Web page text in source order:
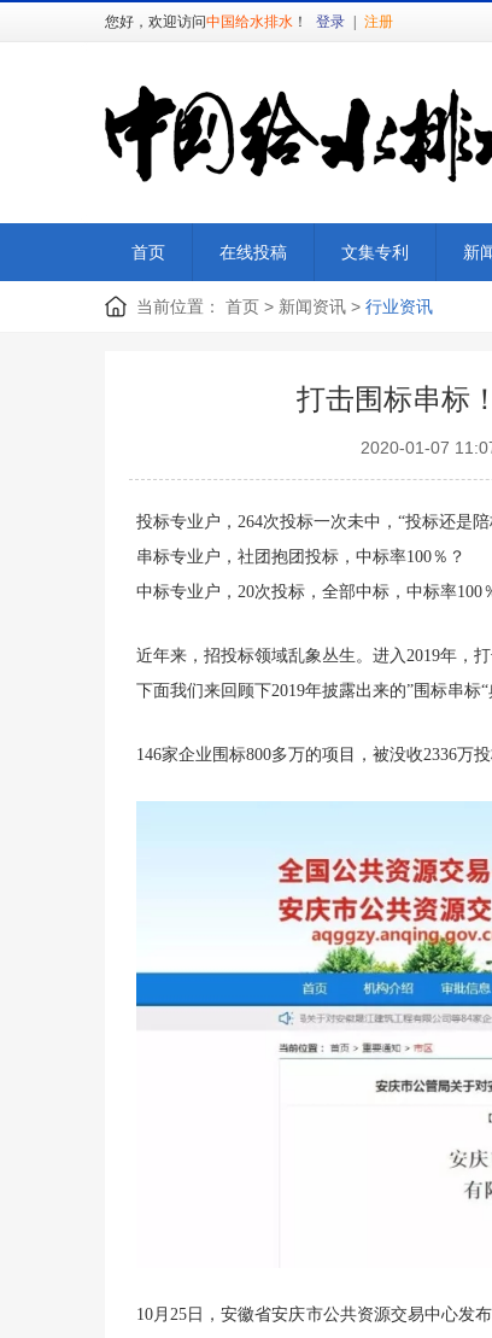
您好，欢迎访问中国给水排水 ！ 登录 注册
首页 在线投稿 文集专利 新
当前位置： 首页 > 新闻资讯 > 行业资讯
打击围标串标
2020-01-07
投标专业户，264次投标一次未中，“投标还是陪
串标专业户，社团抱团投标，中标率100％？
中标专业户，20次投标，全部中标，中标率100
近年来，招投标领域乱象丛生。进入2019年，
下面我们来回顾下2019年披露出来的”围标串标“
146家企业围标800多万的项目，被没收2336万投
10月25日，安徽省安庆市公共资源交易中心发